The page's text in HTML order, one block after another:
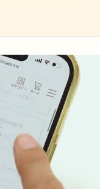
体で活動。週末は